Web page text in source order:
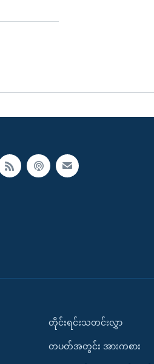
တိုင်းရင်းသတင်းလွှာ
တပတ်အတွင်း အားကစား